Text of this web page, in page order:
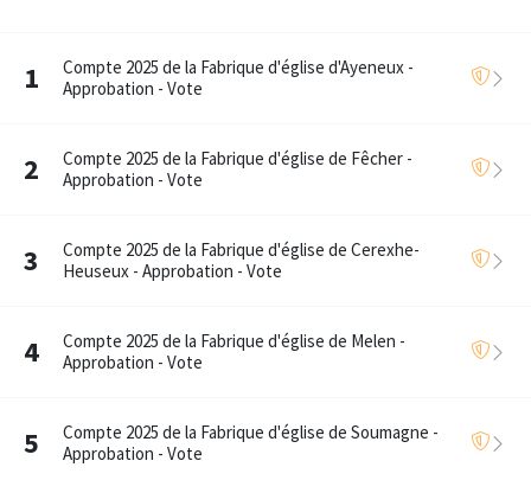
1
Compte 2025 de la Fabrique d'église d'Ayeneux -
Approbation - Vote
2
Compte 2025 de la Fabrique d'église de Fêcher -
Approbation - Vote
3
Compte 2025 de la Fabrique d'église de Cerexhe-
Heuseux - Approbation - Vote
4
Compte 2025 de la Fabrique d'église de Melen -
Approbation - Vote
5
Compte 2025 de la Fabrique d'église de Soumagne -
Approbation - Vote